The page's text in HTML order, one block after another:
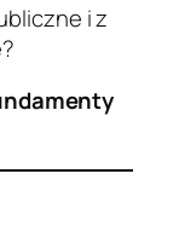
i z